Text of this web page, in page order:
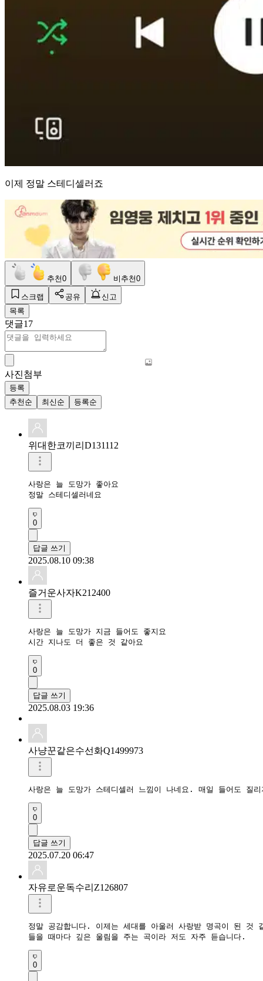
이제 정말 스테디셀러죠
추천0 비추천0
스크랩 공유
신고
목록
댓글17
사진첨부
등록
추천순
최신순 등록순
위대한코끼리D131112
사랑은 늘 도망가 좋아요
정말 스테디셀러네요
0
답글 쓰기
2025.08.10 09:38
즐거운사자K212400
사랑은 늘 도망가 지금 들어도 좋지요
시간 지나도 더 좋은 것 같아요
0
답글 쓰기
2025.08.03 19:36
사냥꾼같은수선화Q1499973
0
답글 쓰기
2025.07.20 06:47
자유로운독수리Z126807
정말 공감합니다. 이제는 세대를 아울러 사랑받 명곡이 된 것
들을 때마다 깊은 울림을 주는 곡이라 저도 자주 듣습니다.
0